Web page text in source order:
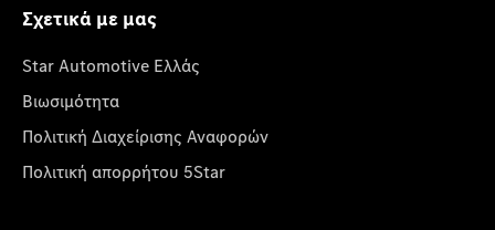
Σχετικά με μας
Star Automotive Ελλάς
Βιωσιμότητα
Πολιτική Διαχείρισης Αναφορών
Πολιτική απορρήτου 5Star